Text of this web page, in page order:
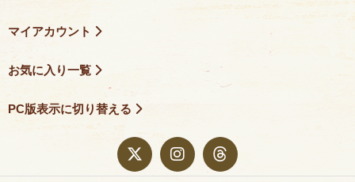
マイアカウント
お気に入り一覧
PC版表示に切り替える